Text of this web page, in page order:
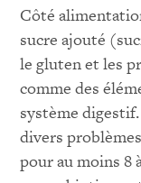
Côté
sucre ajouté
le gluten et les
comme des
système
divers
pour au moins 8